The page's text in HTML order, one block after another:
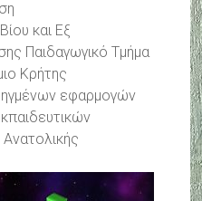
και Εξ
Παιδαγωγικό Τμήμα
Κρήτης
εφαρμογών